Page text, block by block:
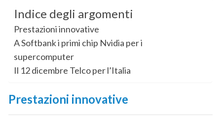
Indice degli argomenti
Prestazioni innovative
A Softbank i primi chip Nvidia per i
supercomputer
Il 12 dicembre Telco per l’Italia
Prestazioni innovative